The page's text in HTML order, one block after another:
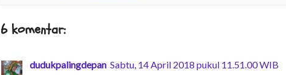
6 komentar:
dudukpalingdepan Sabtu, 14 April 2018 pukul 11.51.00 WIB